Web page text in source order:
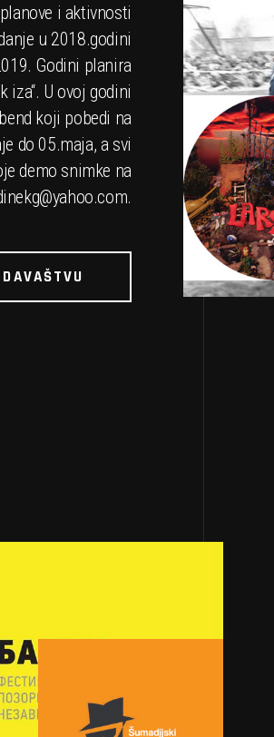
i aktivnosti
u 2018.godini
Godini planira
iza“. U ovoj godini
koji pobedi na
do 05.maja, a svi
demo snimke na
.